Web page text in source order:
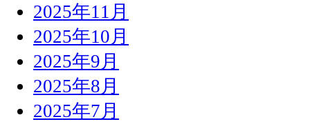
2025年11月
2025年10月
2025年9月
2025年8月
2025年7月